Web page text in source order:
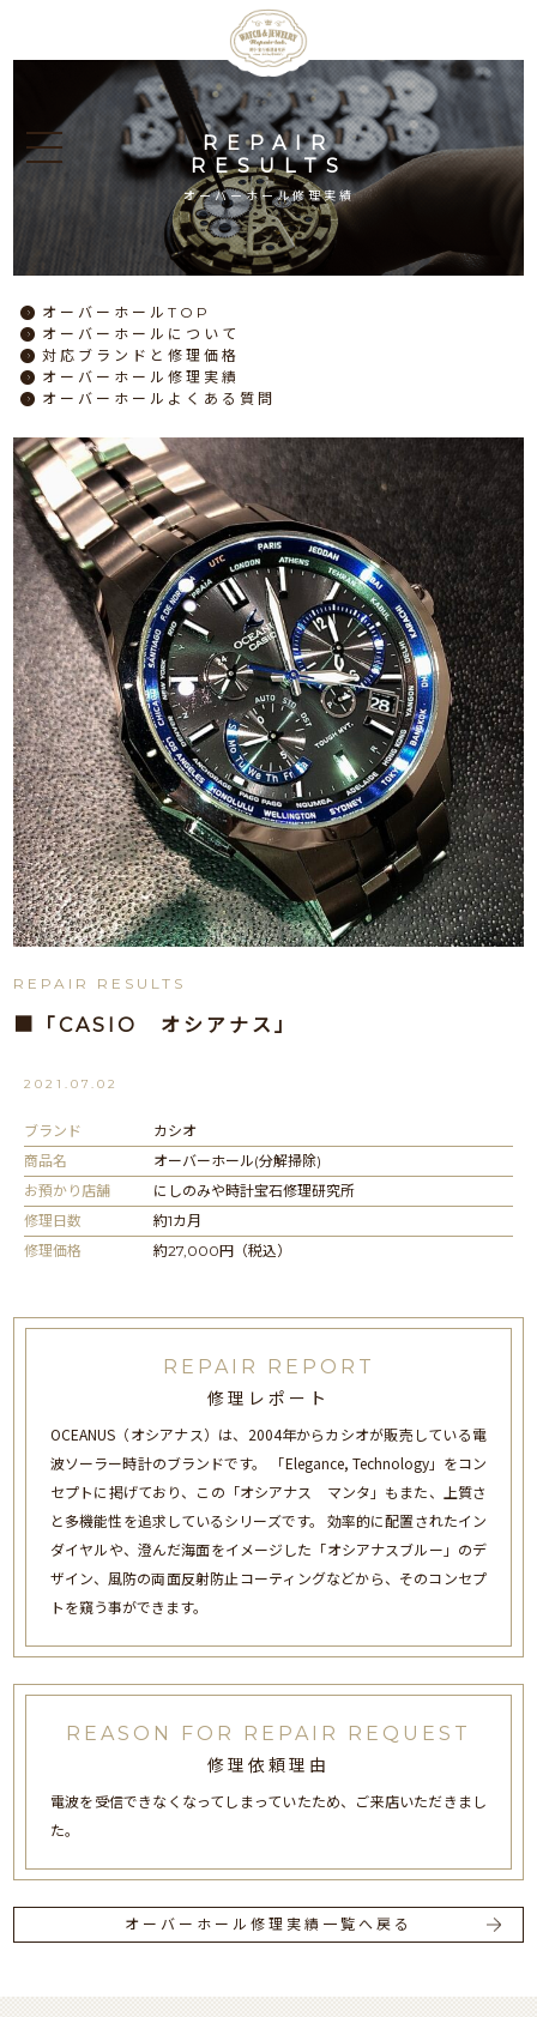
REPAIR
RESULTS
オーバーホール修理実績
オーバーホールTOP
オーバーホール について
対応ブランドと修理価格
オーバーホール修理実績
オーバーホール よくある質問
REPAIR RESULTS
■「CASIO オシアナス」
2021.07.02
ブランド
カシオ
商品名
オーバーホール(分解掃除)
お預かり店舗
にしのみや時計宝石修理研究所
修理日数
約1カ月
修理価格
約27,000円（税込）
REPAIR REPORT
修理レポート
OCEANUS（オシアナス）は、2004年からカシオが販売している電
波ソーラー時計のブランドです。 「Elegance, Technology」をコン
セプトに掲げており、この「オシアナス マンタ」もまた、上質さ
と多機能性を追求しているシリーズです。 効率的に配置されたイン
ダイヤルや、澄んだ海面をイメージした「オシアナスブルー」のデ
ザイン、風防の両面反射防止コーティングなどから、そのコンセプ
トを窺う事ができます。
REASON FOR REPAIR REQUEST
修理依頼理由
電波を受信できなくなってしまっていたため、ご来店いただきまし
た。
オーバーホール修理実績一覧へ戻る